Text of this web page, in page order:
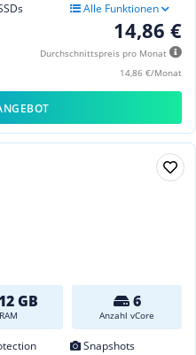
Alle Funktionen
14,86 €
Durchschnittspreis pro Monat
14,86 €/Monat
GB
RAM
6
Anzahl vCore
Snapshots